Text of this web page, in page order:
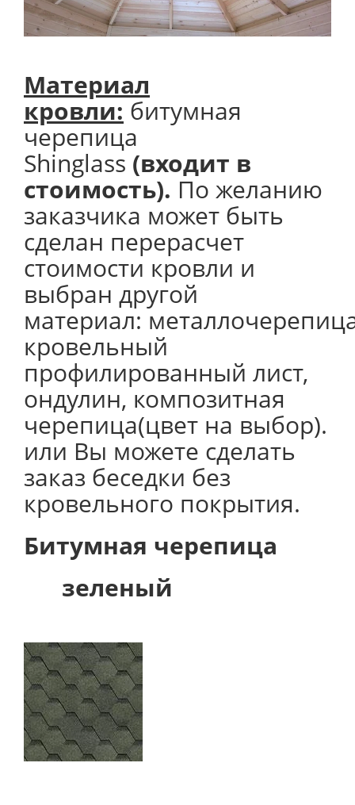
Материал
кровли: битумная
черепица
Shinglass (входит в
стоимость). По желанию
заказчика может быть
сделан перерасчет
стоимости кровли и
выбран другой
материал:
кровельный
профилированный лист,
ондулин, композитная
черепица(цвет на выбор).
или Вы можете сделать
заказ беседки без
кровельного покрытия.
Битумная черепица
зеленый